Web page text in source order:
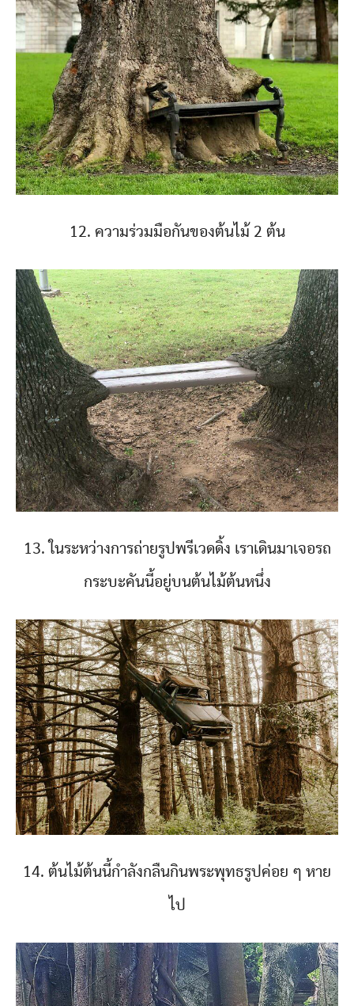
12. ความร่วมมือกันของต้นไม้ 2 ต้น
13. ในระหว่างการถ่ายรูปพรีเวดดิ้ง เราเดินมาเจอรถ
กระบะคันนี้อยู่บนต้นไม้ต้นหนึ่ง
14. ต้นไม้ต้นนี้กำลังกลืนกินพระพุทธรูปค่อย ๆ หาย
ไป